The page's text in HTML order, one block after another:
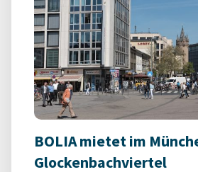
BOLIA mietet im
Glockenbachviertel